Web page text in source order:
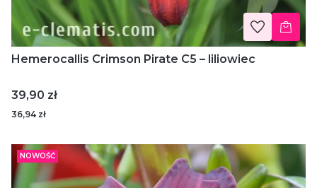
Hemerocallis Crimson Pirate C5 – liliowiec
Cena
39,90 zł
36,94 zł
NOWOŚĆ